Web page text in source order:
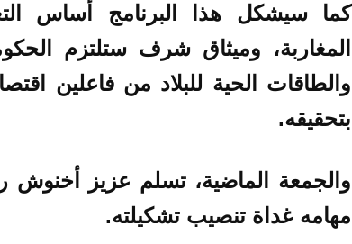
كما سيشكل هذا البرنامج أساس
المغاربة، وميثاق شرف ستلتزم
والطاقات الحية للبلاد من فاعلين
بتحقيقه.
والجمعة الماضية، تسلم عزيز أخنوش
مهامه غداة تنصيب تشكيلته.